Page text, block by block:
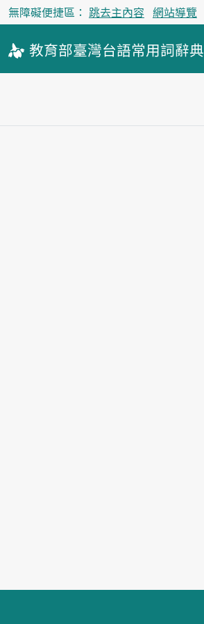
無障礙便捷區： 跳去主內容 網站導覽
教育部臺灣台語常用詞辭典